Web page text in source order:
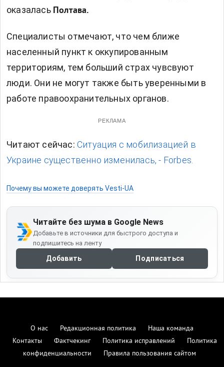
оказалась Полтава.
Специалисты отмечают, что чем ближе
населенный пункт к оккупированным
территориям, тем больший страх чувсвуют
люди. Они не могут также быть уверенными в
работе правоохранительных органов.
РЕКЛАМА
Читают сейчас: Ситуация с мобилизацией в
Украине существенно изменилась, - Forbes.
Почему вы можете доверять Vesti-UA
Читайте без шума в Google News
Добавьте в источники для быстрого доступа и
подпишитесь на ленту
Добавить Подписаться
О нас Редакционная политика
Наша команда
Контакты
Фактчекинг Политика исправлений
Политика
конфиденциальности
Правила пользования сайтом